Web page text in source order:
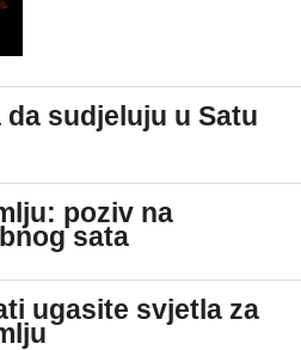
sudjeluju u Satu
poziv na
sata
ugasite svjetla za